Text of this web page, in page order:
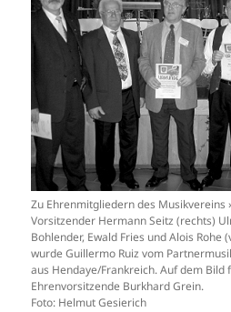
Zu Ehrenmitgliedern des Musikvereins
Vorsitzender Hermann Seitz (rechts)
Bohlender, Ewald Fries und Alois Rohe
wurde Guillermo Ruiz vom
aus Hendaye/Frankreich. Auf dem Bild
Ehrenvorsitzende Burkhard Grein.
Foto: Helmut Gesierich